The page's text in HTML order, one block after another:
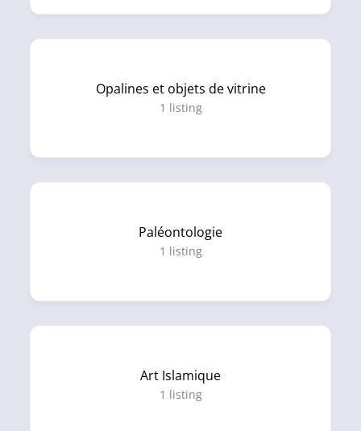
Opalines et objets de vitrine
1 listing
Paléontologie
1 listing
Art Islamique
1 listing